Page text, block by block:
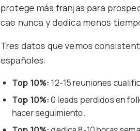
protege más franjas para
cae nunca y dedica menos
Tres datos que vemos
españoles:
Top 10%: 12-15 reuniones
Top 10%:0 leads perdidos en
hacer seguimiento.